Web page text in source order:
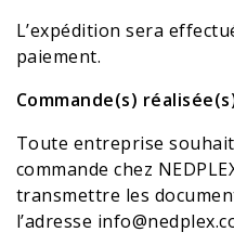
L’expédition sera
paiement.
Commande(s)
Toute entreprise
commande chez
transmettre les
l’adresse